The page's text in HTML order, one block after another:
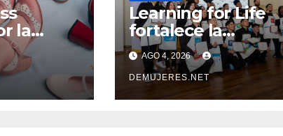
la
y
Learning for Life
fortalece la
empleabilidad con
67 % de inserción
laboral y mantiene
abierta su
AGO 4, 2026
DEMUJERES.NET